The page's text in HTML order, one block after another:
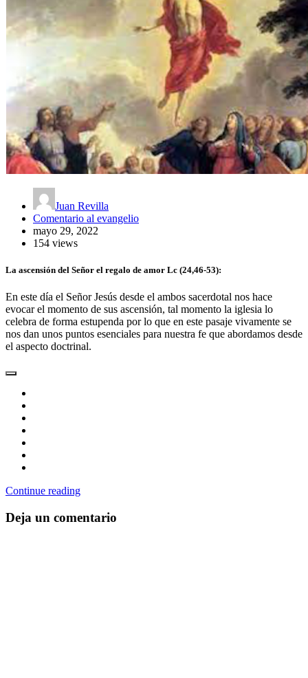
Juan Revilla
Comentario al evangelio
mayo 29, 2022
154 views
La ascensión del Señor el regalo de amor Lc (24,46-53):
En este día el Señor Jesús desde el ambos sacerdotal nos hace
evocar el momento de sus ascensión, tal momento la iglesia lo
celebra de forma estupenda por lo que en este pasaje vivamente se
nos dan unos puntos esenciales para nuestra fe que abordamos desde
el aspecto doctrinal.
Continue reading
Deja un comentario